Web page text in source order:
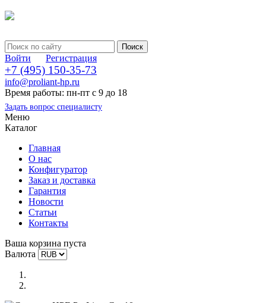
Войти Регистрация
+7 (495) 150-35-73
info@proliant-hp.ru
Время работы: пн-пт с 9 до 18
Задать вопрос специалисту
Меню
Каталог
Главная
О нас
Конфигуратор
Заказ и доставка
Гарантия
Новости
Статьи
Контакты
Ваша корзина пуста
Валюта